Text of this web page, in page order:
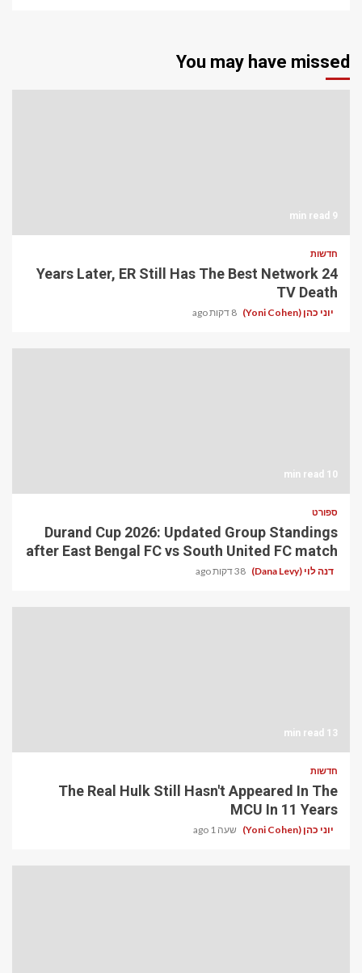
You may have missed
9 min read
חדשות
24 Years Later, ER Still Has The Best Network
TV Death
יוני כהן (Yoni Cohen) 8 דקות ago
10 min read
ספורט
Durand Cup 2026: Updated Group Standings
after East Bengal FC vs South United FC match
דנה לוי (Dana Levy) 38 דקות ago
13 min read
חדשות
The Real Hulk Still Hasn't Appeared In The
MCU In 11 Years
יוני כהן (Yoni Cohen) שעה 1 ago